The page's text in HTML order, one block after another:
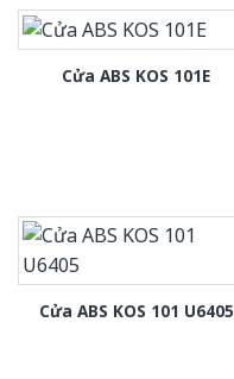
Cửa ABS KOS 101E
Cửa ABS KOS 101 U6405